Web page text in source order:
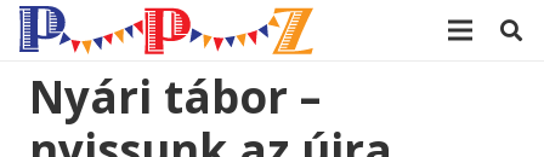
Nyári tábor –
modal-check